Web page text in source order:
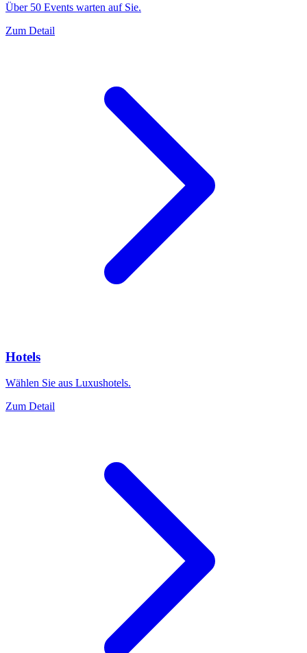
Über 50 Events warten auf Sie.
Zum Detail
Hotels
Wählen Sie aus Luxushotels.
Zum Detail